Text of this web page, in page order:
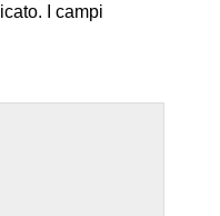
I campi